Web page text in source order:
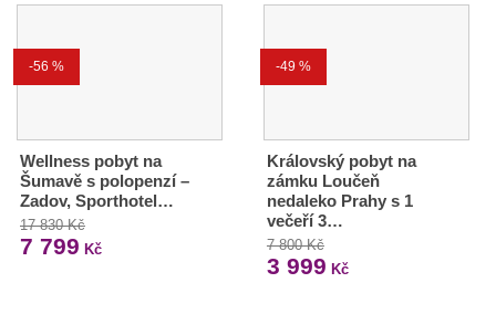
-56 %
Wellness pobyt na
Šumavě s polopenzí –
Zadov, Sporthotel…
17 830 Kč
7 799 Kč
-49 %
Královský pobyt na
zámku Loučeň
nedaleko Prahy s 1
večeří 3…
7 800 Kč
3 999 Kč